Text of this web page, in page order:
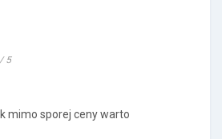
5
mimo sporej ceny warto